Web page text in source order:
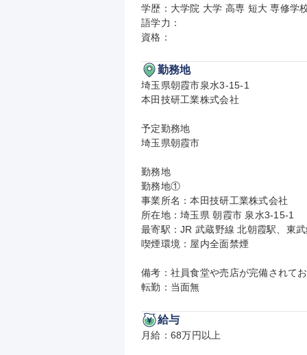
学歴：大学院 大学 高専 短大 専修学
語学力：
資格：
勤務地
埼玉県朝霞市泉水3-15-1
本田技研工業株式会社
予定勤務地
埼玉県朝霞市
勤務地
勤務地①
事業所名：本田技研工業株式会社
所在地：埼玉県 朝霞市 泉水3-15-1
最寄駅：JR 武蔵野線 北朝霞駅、東
喫煙環境：屋内全面禁煙
備考：社員食堂や売店が完備されてお
転勤：当面無
給与
月給：68万円以上